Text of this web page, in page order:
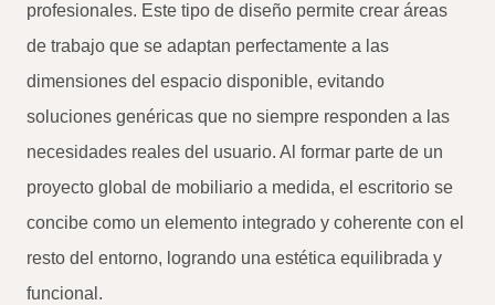
profesionales. Este tipo de diseño permite crear áreas
de trabajo que se adaptan perfectamente a las
dimensiones del espacio disponible, evitando
soluciones genéricas que no siempre responden a las
necesidades reales del usuario. Al formar parte de un
proyecto global de mobiliario a medida, el escritorio se
concibe como un elemento integrado y coherente con el
resto del entorno, logrando una estética equilibrada y
funcional.